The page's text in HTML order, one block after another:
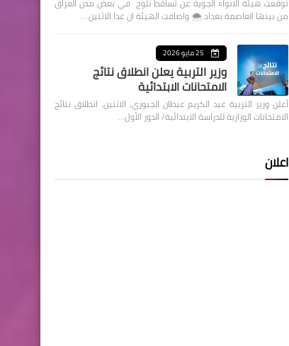
من بينها العاصمة بغداد ⁦🌨️⁩ واضافت الهيئة ان غدا الاثنين …
25 مايو 2026
وزير التربية يعلن انطلاق نتائج
الامتحانات الابتدائية
أعلن وزير التربية عبد الكريم عبطان الجبوري، الاثنين، انطلاق نتائج
الامتحانات الوزارية للدراسة الابتدائية/ الدور الأول…
اعلان